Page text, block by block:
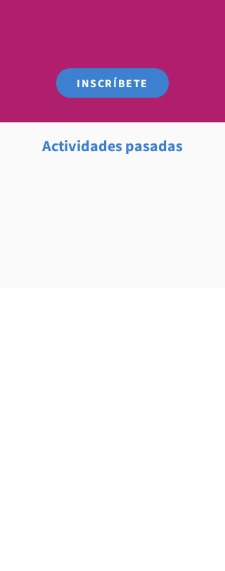
INSCRÍBETE
Actividades pasadas